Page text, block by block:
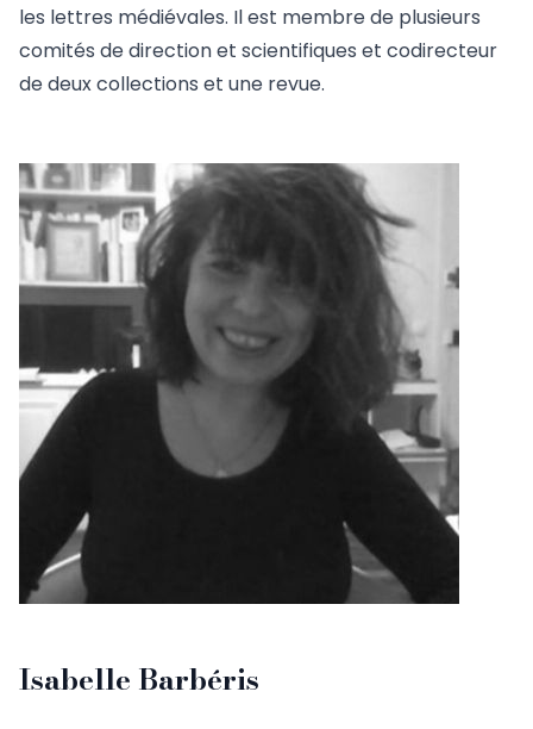
les lettres médiévales. Il est membre de plusieurs
comités de direction et scientifiques et codirecteur
de deux collections et une revue.
Isabelle Barbéris